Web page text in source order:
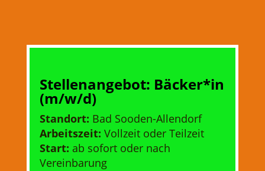
Stellenangebot: Bäcker*in
(m/w/d)
Standort: Bad Sooden-Allendorf
Arbeitszeit: Vollzeit oder Teilzeit
Start: ab sofort oder nach
Vereinbarung